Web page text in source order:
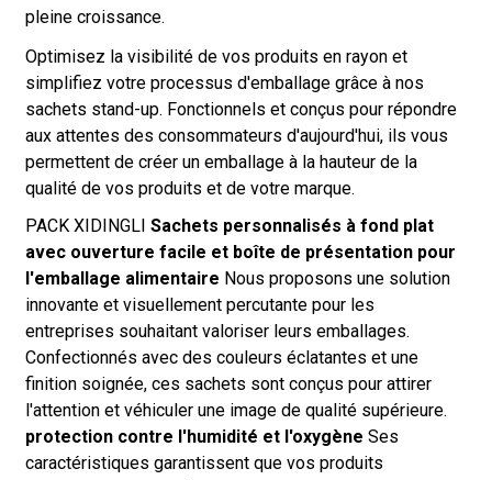
pleine croissance.
Optimisez la visibilité de vos produits en rayon et
simplifiez votre processus d'emballage grâce à nos
sachets stand-up. Fonctionnels et conçus pour répondre
aux attentes des consommateurs d'aujourd'hui, ils vous
permettent de créer un emballage à la hauteur de la
qualité de vos produits et de votre marque.
PACK XIDINGLI Sachets personnalisés à fond plat
avec ouverture facile et boîte de présentation pour
l'emballage alimentaire Nous proposons une solution
innovante et visuellement percutante pour les
entreprises souhaitant valoriser leurs emballages.
Confectionnés avec des couleurs éclatantes et une
finition soignée, ces sachets sont conçus pour attirer
l'attention et véhiculer une image de qualité supérieure.
protection contre l'humidité et l'oxygène Ses
caractéristiques garantissent que vos produits